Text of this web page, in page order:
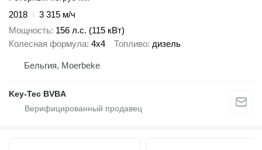
2018
3 315 м/ч
Мощность 156 л.с. (115 кВт)
Колесная формула 4x4 Топливо дизель
Бельгия, Moerbeke
Key-Tec BVBA